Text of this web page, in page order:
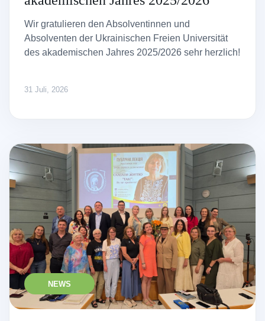
Wir gratulieren den Absolventinnen und
Absolventen der Ukrainischen Freien Universität
des akademischen Jahres 2025/2026 sehr herzlich!
31 Juli, 2026
NEWS